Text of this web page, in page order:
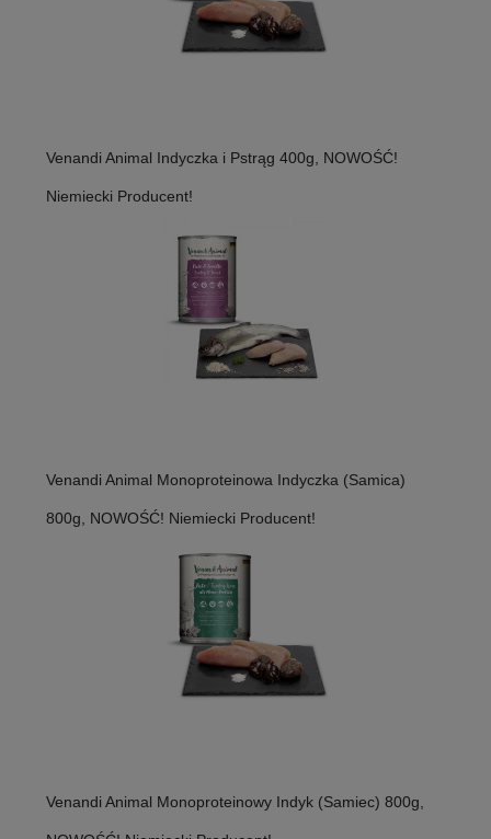
Venandi Animal Indyczka i Pstrąg 400g, NOWOŚĆ!
Niemiecki Producent!
Venandi Animal Monoproteinowa Indyczka (Samica)
800g, NOWOŚĆ! Niemiecki Producent!
Venandi Animal Monoproteinowy Indyk (Samiec) 800g,